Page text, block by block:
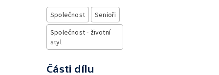
Společnost
Senioři
Společnost - životní
styl
Části dílu